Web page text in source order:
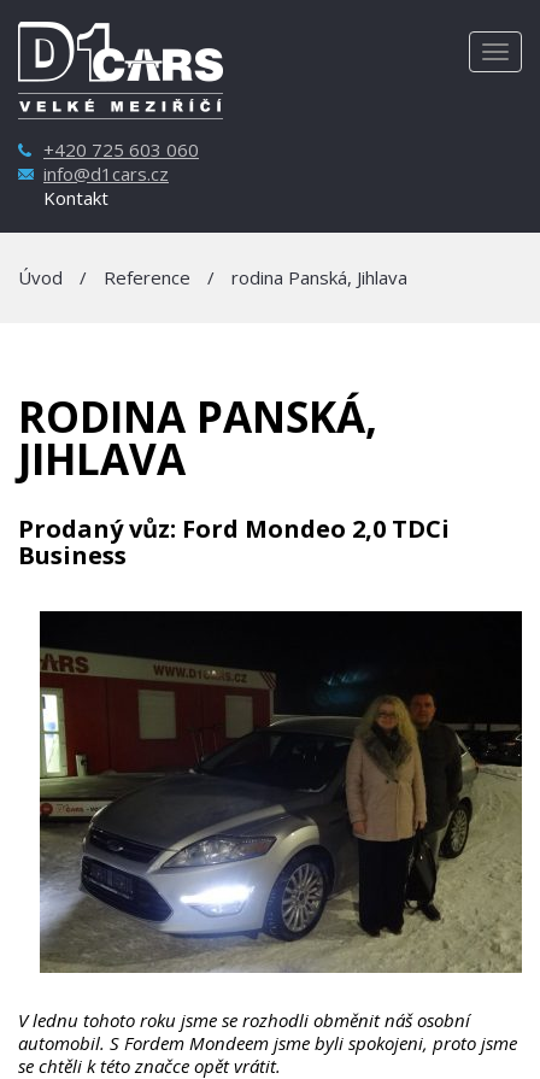
+420 725 603 060
info@d1cars.cz
Kontakt
Úvod / Reference / rodina Panská, Jihlava
RODINA PANSKÁ,
JIHLAVA
Prodaný vůz: Ford Mondeo 2,0 TDCi
Business
V lednu tohoto roku jsme se rozhodli obměnit náš osobní
automobil. S Fordem Mondeem jsme byli spokojeni, proto jsme
se chtěli k této značce opět vrátit.